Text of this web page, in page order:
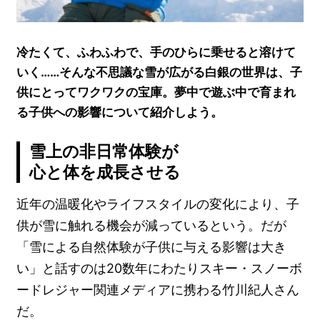
冷たくて、ふわふわで、手のひらに乗せると溶けて
いく……そんな不思議な雪が広がる白銀の世界は、子
供にとってワクワクの宝庫。夢中で遊ぶ中で育まれ
る子供への影響について紹介しよう。
雪上の非日常体験が
心と体を成長させる
近年の温暖化やライフスタイルの変化により、子
供が雪に触れる機会が減っているという。だが
「雪による自然体験が子供に与える影響は大き
い」と話すのは20数年にわたりスキー・スノーボ
ードレジャー関連メディアに携わる竹川紀人さん
だ。